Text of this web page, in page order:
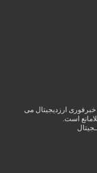
ارزدیجیتال می
است.